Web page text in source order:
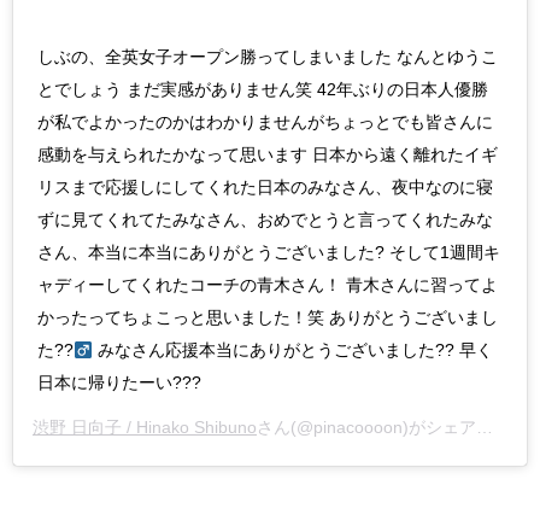
しぶの、全英女子オープン勝ってしまいました なんとゆうこ
とでしょう まだ実感がありません笑 42年ぶりの日本人優勝
が私でよかったのかはわかりませんがちょっとでも皆さんに
感動を与えられたかなって思います 日本から遠く離れたイギ
リスまで応援しにしてくれた日本のみなさん、夜中なのに寝
ずに見てくれてたみなさん、おめでとうと言ってくれたみな
さん、本当に本当にありがとうございました? そして1週間キ
ャディーしてくれたコーチの青木さん！ 青木さんに習ってよ
かったってちょこっと思いました！笑 ありがとうございまし
た??‍
みなさん応援本当にありがとうございました?? 早く
日本に帰りたーい???
渋野 日向子 / Hinako Shibunoさん(@pinacoooon)がシェアした投稿 –